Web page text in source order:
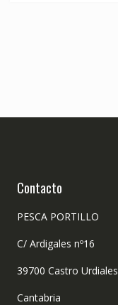
Contacto
PESCA PORTILLO
C/ Ardigales nº16
39700 Castro Urdiales
Cantabria